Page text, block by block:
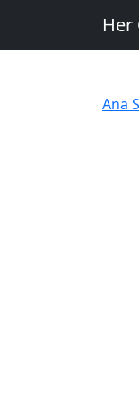
Her
Ana